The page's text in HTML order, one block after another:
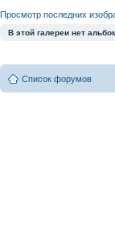
Просмотр последних
В этой галереи нет
Список форумов